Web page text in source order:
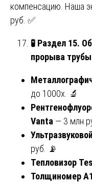
компенсацию. Наша
руб. ✅
🧪 Раздел 15.
прорыва трубы
до 1000x. 🔬
Vanta — 3 млн
руб. 📡
Тепловизор
Толщиномер